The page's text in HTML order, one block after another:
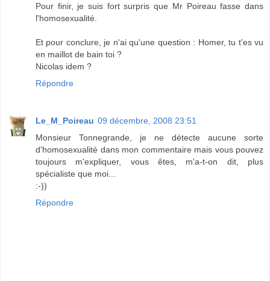
Pour finir, je suis fort surpris que Mr Poireau fasse dans
l'homosexualité.
Et pour conclure, je n'ai qu'une question : Homer, tu t'es vu
en maillot de bain toi ?
Nicolas idem ?
Répondre
Le_M_Poireau 09 décembre, 2008 23:51
Monsieur Tonnegrande, je ne détecte aucune sorte
d'homosexualité dans mon commentaire mais vous pouvez
toujours m'expliquer, vous êtes, m'a-t-on dit, plus
spécialiste que moi...
:-))
Répondre